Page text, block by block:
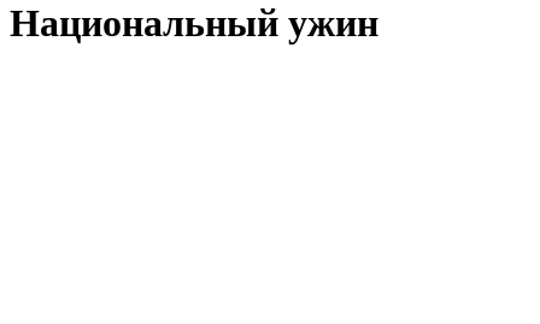
Национальный ужин